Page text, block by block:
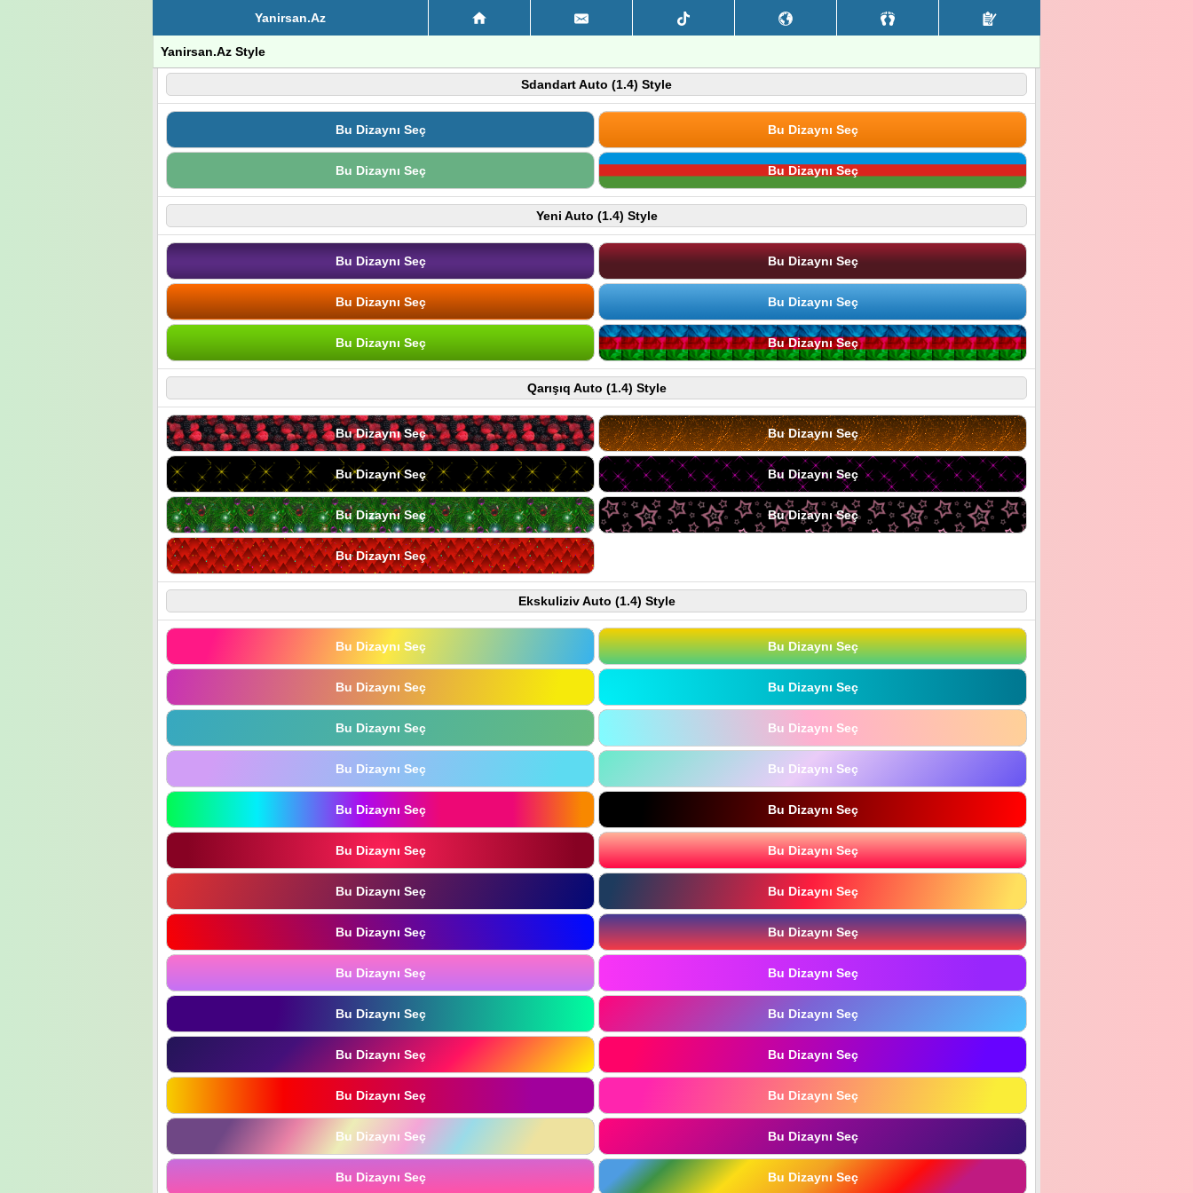
Yanirsan.Az
Yanirsan.Az Style
Sdandart Auto (1.4) Style
Bu Dizaynı Seç Bu Dizaynı Seç
Bu Dizaynı Seç Bu Dizaynı Seç
Yeni Auto (1.4) Style
Bu Dizaynı Seç Bu Dizaynı Seç
Bu Dizaynı Seç Bu Dizaynı Seç
Bu Dizaynı Seç Bu Dizaynı Seç
Qarışıq Auto (1.4) Style
Bu Dizaynı Seç Bu Dizaynı Seç
Bu Dizaynı Seç Bu Dizaynı Seç
Bu Dizaynı Seç Bu Dizaynı Seç
Bu Dizaynı Seç
Ekskuliziv Auto (1.4) Style
Bu Dizaynı Seç Bu Dizaynı Seç
Bu Dizaynı Seç Bu Dizaynı Seç
Bu Dizaynı Seç Bu Dizaynı Seç
Bu Dizaynı Seç Bu Dizaynı Seç
Bu Dizaynı Seç Bu Dizaynı Seç
Bu Dizaynı Seç Bu Dizaynı Seç
Bu Dizaynı Seç Bu Dizaynı Seç
Bu Dizaynı Seç Bu Dizaynı Seç
Bu Dizaynı Seç Bu Dizaynı Seç
Bu Dizaynı Seç Bu Dizaynı Seç
Bu Dizaynı Seç Bu Dizaynı Seç
Bu Dizaynı Seç Bu Dizaynı Seç
Bu Dizaynı Seç Bu Dizaynı Seç
Bu Dizaynı Seç Bu Dizaynı Seç